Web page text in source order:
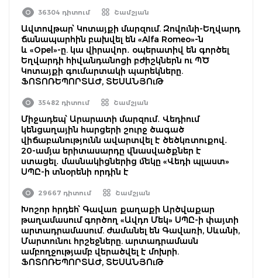
36304 դիտում Շամշյան
Ավտովթար՝ Կոտայքի մարզում. Զովունի-Եղվարդ
ճանապարհին բախվել են «Alfa Romeo»-ն
և «Opel»-ը. կա վիրավոր․ օպերատիվ են գործել
Եղվարդի հիվանդանոցի բժիշկներն ու ՊԾ
Կոտայքի գումարտակի պարեկները.
ՖՈՏՈՌԵՊՈՐՏԱԺ, ՏԵՍԱՆՅՈւԹ
35482 դիտում Շամշյան
Միջադեպ՝ Արարատի մարզում․ Վեդիում
կենցաղային հարցերի շուրջ ծագած
վիճաբանությունն ավարտվել է ծեծկռտուքով․
20-ամյա երիտասարդը վնասվածքներ է
ստացել․ մասնակիցներից մեկը «Վեդի պլաստ»
ՍՊԸ-ի տնօրենի որդին է
29667 դիտում Շամշյան
Խոշոր հրդեհ՝ Գավառ քաղաքի Արծվաքար
թաղամասում գործող «Ավդո Մեկ» ՍՊԸ-ի փայտի
արտադրամասում. ժամանել են Գավառի, Սևանի,
Մարտունու հրշեջները. արտադրամասն
ամբողջությամբ վերածվել է մոխրի.
ՖՈՏՈՌԵՊՈՐՏԱԺ, ՏԵՍԱՆՅՈւԹ